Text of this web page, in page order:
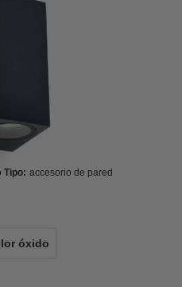
Tipo: accesorio de pared
óxido